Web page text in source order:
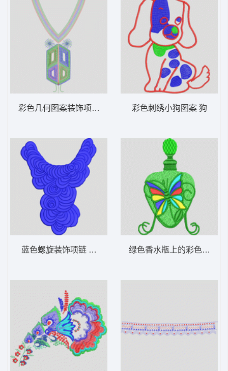
彩色几何图案装饰项链 单针仿立体效果
蓝色螺旋装饰项链 褶状包针领
彩色刺绣小狗图案 狗
绿色香水瓶上的彩色蝴蝶